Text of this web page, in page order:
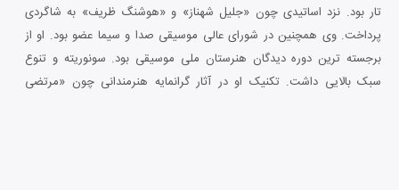
تار بود. نزد اساتیدی چون «جلیل شهناز» و «هوشنگ ظریف» به شاگردی
پرداخت. وی همچنین در شورای عالی موسیقی صدا و سیما عضو بود. او از
برجسته ترین دوره دیدگان هنرستان ملی موسیقی بود. سونوریته و تنوع
سبک بالایی داشت. تکنیک او در آثار گرانمایه هنرمندانی چون «مرتضی